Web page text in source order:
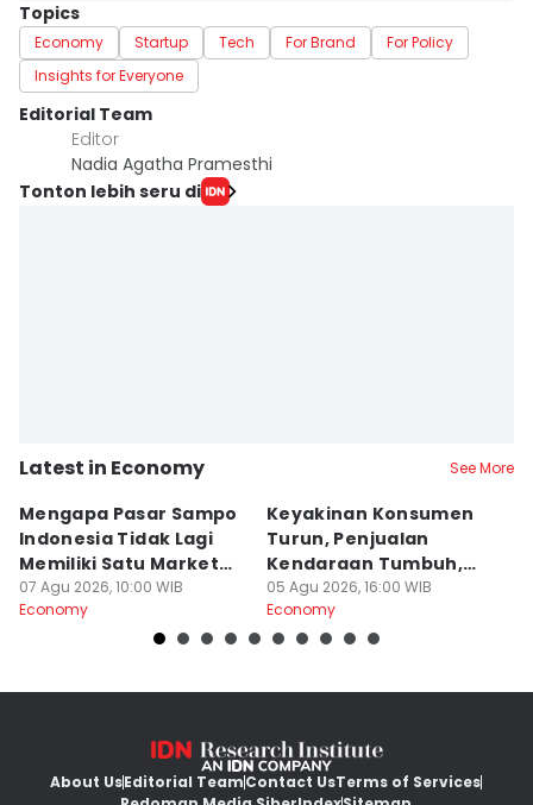
Topics
Economy Startup Tech For Brand
For Policy
Insights for Everyone
Editorial Team
Editor
Nadia Agatha Pramesthi
Tonton lebih seru di
Latest in Economy See More
Mengapa Pasar Sampo
Indonesia Tidak Lagi
Memiliki Satu Market
Leader
07 Agu 2026, 10:00 WIB
Economy
Keyakinan Konsumen
Turun, Penjualan
Kendaraan Tumbuh,
Apa Artinya?
05 Agu 2026, 16:00 WIB
Economy
About UsEditorial TeamContact UsTerms of Services